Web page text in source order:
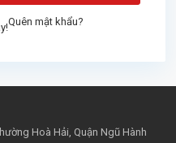
Quên mật khẩu?
Hoà Hải, Quận Ngũ Hành